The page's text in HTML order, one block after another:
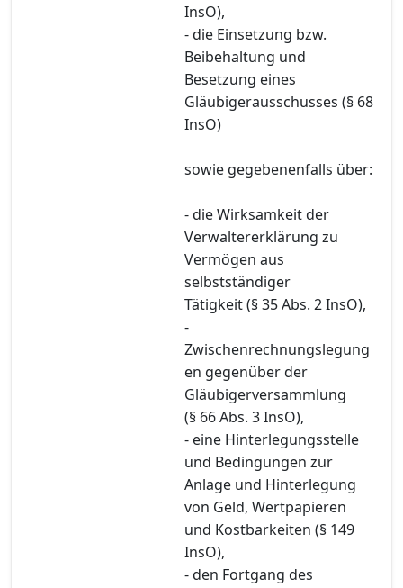
InsO),
- die Einsetzung bzw.
Beibehaltung und
Besetzung eines
Gläubigerausschusses (§ 68
InsO)
sowie gegebenenfalls über:
- die Wirksamkeit der
Verwaltererklärung zu
Vermögen aus
selbstständiger
Tätigkeit (§ 35 Abs. 2 InsO),
-
Zwischenrechnungslegung
en gegenüber der
Gläubigerversammlung
(§ 66 Abs. 3 InsO),
- eine Hinterlegungsstelle
und Bedingungen zur
Anlage und Hinterlegung
von Geld, Wertpapieren
und Kostbarkeiten (§ 149
InsO),
- den Fortgang des